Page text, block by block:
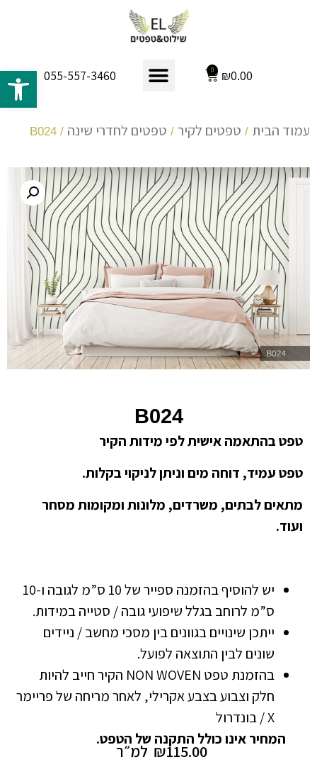
₪0.00
0
055-557-3460
עמוד הבית / טפטים לקיר / טפטים לחדרי שינה / B024
B024
טפט בהתאמה אישית לפי מידות הקיר
טפט עמיד, דוחה מים וניתן לניקוי בקלות.
מתאים לבתים, משרדים, מלונות ומקומות מסחר
ועוד.
יש להוסיף בהזמנה ספייר של 10 ס”מ לגובה ו-10
ס”מ לרוחב בגלל שיפועי גובה / סטייה במידות.
ייתכן שינויים בגוונים בין מסכי מחשב / ניידים
שונים לבין התוצאה לפועל.
בהזמנת טפט NON WOVEN הקיר חייב להיות
חלק וצבוע בצבע אקרילי, לאחר מריחה של פריימר
X / בונדרול
המחיר אינו כולל התקנה של הטפט.
₪115.00 למ״ר